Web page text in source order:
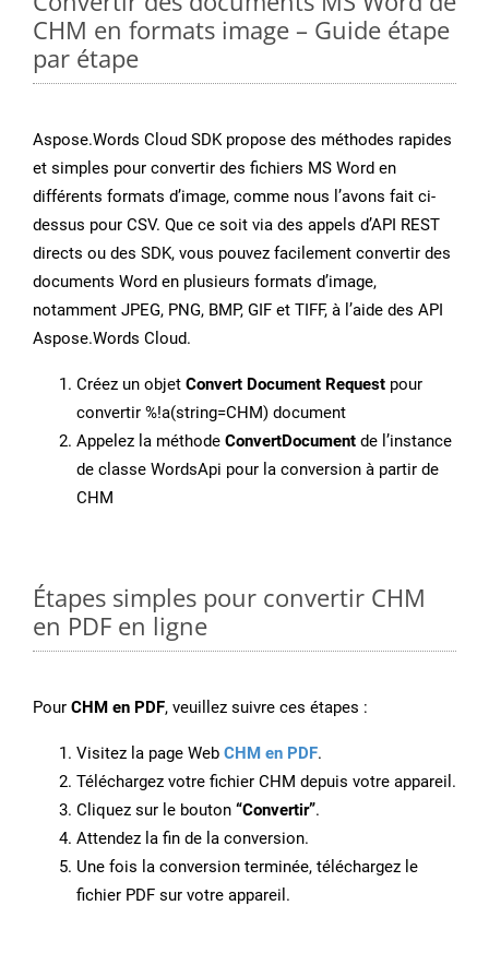
CHM en formats image – Guide étape
par étape
Aspose.Words Cloud SDK propose des méthodes rapides
et simples pour convertir des fichiers MS Word en
différents formats d’image, comme nous l’avons fait ci-
dessus pour CSV. Que ce soit via des appels d’API REST
directs ou des SDK, vous pouvez facilement convertir des
documents Word en plusieurs formats d’image,
notamment JPEG, PNG, BMP, GIF et TIFF, à l’aide des API
Aspose.Words Cloud.
Créez un objet Convert Document Request pour
convertir %!a(string=CHM) document
Appelez la méthode ConvertDocument de l’instance
de classe WordsApi pour la conversion à partir de
CHM
Étapes simples pour convertir CHM
en PDF en ligne
Pour CHM en PDF, veuillez suivre ces étapes :
Visitez la page Web CHM en PDF.
Téléchargez votre fichier CHM depuis votre appareil.
Cliquez sur le bouton “Convertir”.
Attendez la fin de la conversion.
Une fois la conversion terminée, téléchargez le
fichier PDF sur votre appareil.